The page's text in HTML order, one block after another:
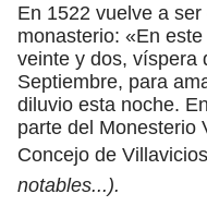
En 1522 vuelve a
monasterio: «En
veinte y dos, víspera
Septiembre, para
diluvio esta noche.
parte del Monesterio
Concejo de
notables...).